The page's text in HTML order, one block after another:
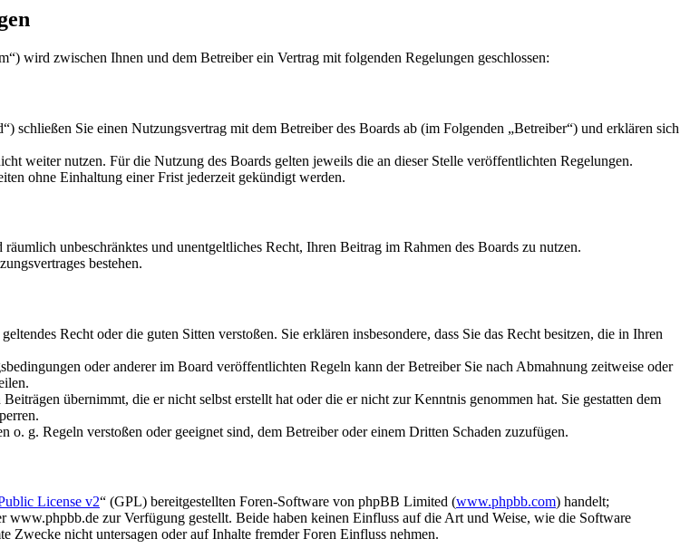
zwischen Ihnen und dem Betreiber ein Vertrag mit folgenden Regelungen geschlossen:
Sie einen Nutzungsvertrag mit dem Betreiber des Boards ab (im Folgenden „Betreiber“) und erklären sich
weiter nutzen. Für die Nutzung des Boards gelten jeweils die an dieser Stelle veröffentlichten Regelungen.
ohne Einhaltung einer Frist jederzeit gekündigt werden.
unbeschränktes und unentgeltliches Recht, Ihren Beitrag im Rahmen des Boards zu nutzen.
bestehen.
Recht oder die guten Sitten verstoßen. Sie erklären insbesondere, dass Sie das Recht besitzen, die in Ihren
oder anderer im Board veröffentlichten Regeln kann der Betreiber Sie nach Abmahnung zeitweise oder
übernimmt, die er nicht selbst erstellt hat oder die er nicht zur Kenntnis genommen hat. Sie gestatten dem
o. g. Regeln verstoßen oder geeignet sind, dem Betreiber oder einem Dritten Schaden zuzufügen.
License v2“ (GPL) bereitgestellten Foren-Software von phpBB Limited (www.phpbb.com) handelt;
zur Verfügung gestellt. Beide haben keinen Einfluss auf die Art und Weise, wie die Software
Zwecke nicht untersagen oder auf Inhalte fremder Foren Einfluss nehmen.